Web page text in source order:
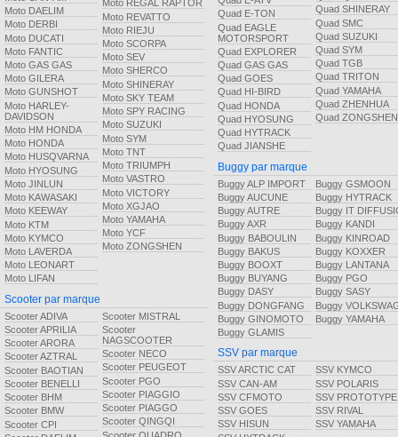
Moto DAELIM
Moto DERBI
Moto DUCATI
Moto FANTIC
Moto GAS GAS
Moto GILERA
Moto GUNSHOT
Moto HARLEY-
DAVIDSON
Moto HM HONDA
Moto HONDA
Moto HUSQVARNA
Moto HYOSUNG
Moto JINLUN
Moto KAWASAKI
Moto KEEWAY
Moto KTM
Moto KYMCO
Moto LAVERDA
Moto LEONART
Moto LIFAN
Moto REGAL RAPTOR
Moto REVATTO
Moto RIEJU
Moto SCORPA
Moto SEV
Moto SHERCO
Moto SHINERAY
Moto SKY TEAM
Moto SPY RACING
Moto SUZUKI
Moto SYM
Moto TNT
Moto TRIUMPH
Moto VASTRO
Moto VICTORY
Moto XGJAO
Moto YAMAHA
Moto YCF
Moto ZONGSHEN
Scooter par marque
Scooter ADIVA
Scooter APRILIA
Scooter ARORA
Scooter AZTRAL
Scooter BAOTIAN
Scooter BENELLI
Scooter BHM
Scooter BMW
Scooter CPI
Scooter MISTRAL
Scooter
NAGSCOOTER
Scooter NECO
Scooter PEUGEOT
Scooter PGO
Scooter PIAGGIO
Scooter PIAGGO
Scooter QINGQI
Scooter QUADRO
Quad E-TON
Quad EAGLE
MOTORSPORT
Quad EXPLORER
Quad GAS GAS
Quad GOES
Quad HI-BIRD
Quad HONDA
Quad HYOSUNG
Quad HYTRACK
Quad JIANSHE
Quad SHINERAY
Quad SMC
Quad SUZUKI
Quad SYM
Quad TGB
Quad TRITON
Quad YAMAHA
Quad ZHENHUA
Quad ZONGSHEN
Buggy par marque
Buggy ALP IMPORT
Buggy AUCUNE
Buggy AUTRE
Buggy AXR
Buggy BABOULIN
Buggy BAKUS
Buggy BOOXT
Buggy BUYANG
Buggy DASY
Buggy DONGFANG
Buggy GINOMOTO
Buggy GLAMIS
Buggy GSMOON
Buggy HYTRACK
Buggy IT
Buggy KANDI
Buggy KINROAD
Buggy KOXXER
Buggy LANTANA
Buggy PGO
Buggy SASY
Buggy
Buggy YAMAHA
SSV par marque
SSV ARCTIC CAT
SSV CAN-AM
SSV CFMOTO
SSV GOES
SSV HISUN
SSV KYMCO
SSV POLARIS
SSV PROTOTYPE
SSV RIVAL
SSV YAMAHA